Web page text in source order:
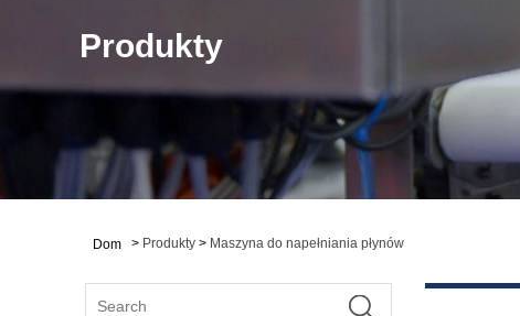
Produkty
Dom > Produkty > Maszyna do napełniania płynów